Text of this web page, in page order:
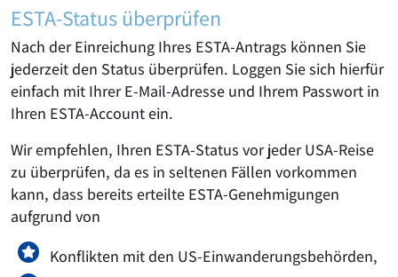
ESTA-Status überprüfen
Nach der Einreichung Ihres ESTA-Antrags können Sie
jederzeit den Status überprüfen. Loggen Sie sich hierfür
einfach mit Ihrer E-Mail-Adresse und Ihrem Passwort in
Ihren ESTA-Account ein.
Wir empfehlen, Ihren ESTA-Status vor jeder USA-Reise
zu überprüfen, da es in seltenen Fällen vorkommen
kann, dass bereits erteilte ESTA-Genehmigungen
aufgrund von
Konflikten mit den US-Einwanderungsbehörden,